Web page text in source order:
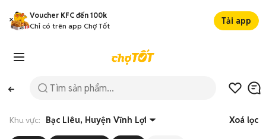
Voucher KFC đến 100k
Chỉ có trên app Chợ Tốt
Tải app
Khu vực: Bạc Liêu, Huyện Vĩnh Lợi Xoá lọc